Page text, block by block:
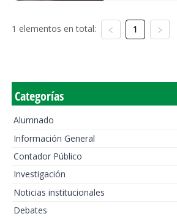
1 elementos en total: 1
Categorías
Alumnado
Información General
Contador Público
Investigación
Noticias institucionales
Debates